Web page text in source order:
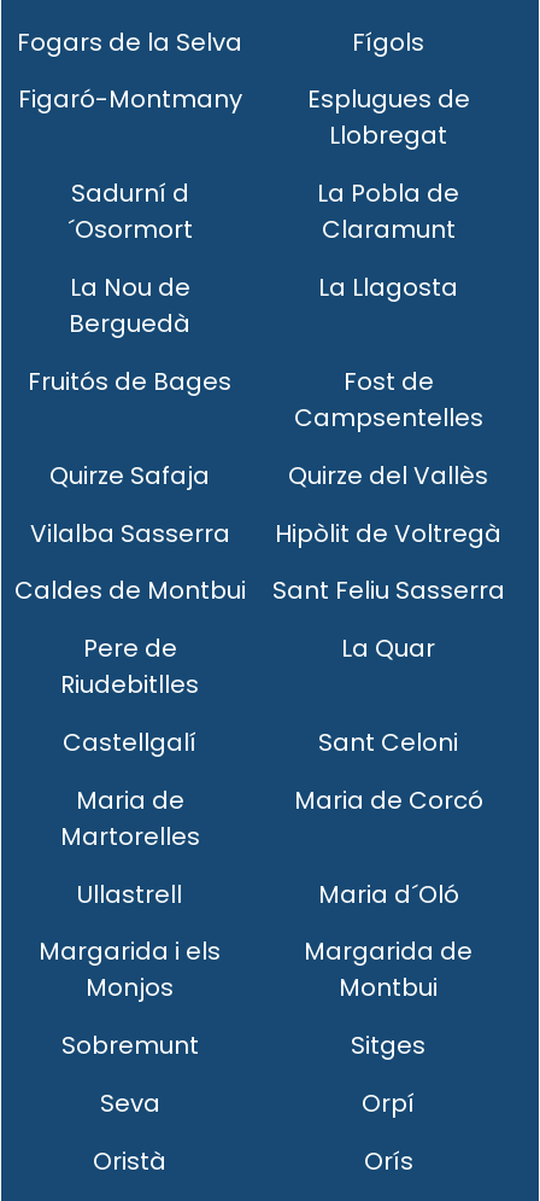
Fogars de la Selva
Fígols
Figaró-Montmany
Esplugues de
Llobregat
Sadurní d
´Osormort
La Pobla de
Claramunt
La Nou de
Berguedà
La Llagosta
Fruitós de Bages
Fost de
Campsentelles
Quirze Safaja
Quirze del Vallès
Vilalba Sasserra
Hipòlit de Voltregà
Caldes de Montbui
Sant Feliu Sasserra
Pere de
Riudebitlles
La Quar
Castellgalí
Sant Celoni
Maria de
Martorelles
Maria de Corcó
Ullastrell
Maria d´Oló
Margarida i els
Monjos
Margarida de
Montbui
Sobremunt
Sitges
Seva
Orpí
Oristà
Orís